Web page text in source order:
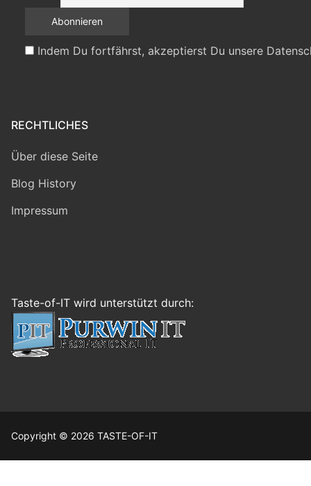
Indem Du fortfährst, akzeptierst Du unsere
RECHTLICHES
Über diese Seite
Blog History
Impressum
Taste-of-IT wird unterstützt durch:
Copyright © 2026 TASTE-OF-IT